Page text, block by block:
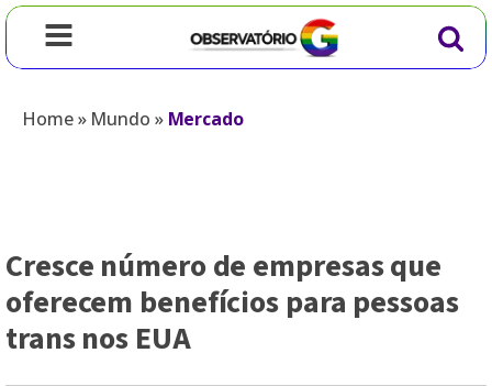
Home» Mundo » Mercado
Cresce número de empresas que
oferecem benefícios para pessoas
trans nos EUA